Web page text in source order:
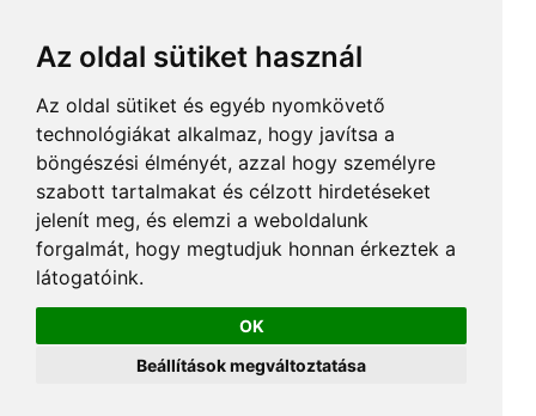
Az oldal sütiket használ
Az oldal sütiket és egyéb nyomkövető
technológiákat alkalmaz, hogy javítsa a
böngészési élményét, azzal hogy személyre
szabott tartalmakat és célzott hirdetéseket
jelenít meg, és elemzi a weboldalunk
forgalmát, hogy megtudjuk honnan érkeztek a
látogatóink.
OK
Beállítások megváltoztatása